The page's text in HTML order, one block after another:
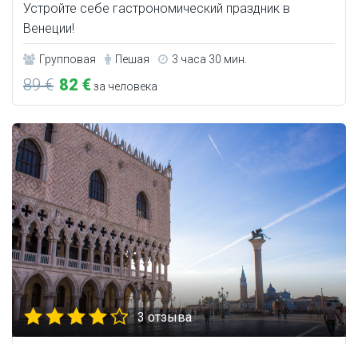
Устройте себе гастрономический праздник в
Венеции!
Групповая Пешая 3 часа 30 мин.
89 € 82 €за человека
3 отзыва